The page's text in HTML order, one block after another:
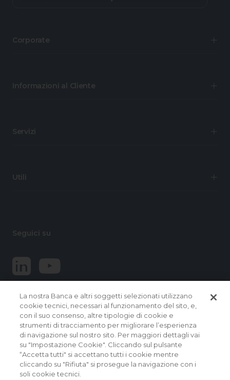
Corporate
Informazioni al Cliente
Servizi
Utili
Seguici su
© 2026 Banca Popolare del Lazio.
Tutti i diritti riservati
Banca Popolare del Lazio Soc. Coop. per Azioni | Sede
Sociale e Direzione Generale: Via Martiri delle Fosse
La nostra Banca e altri soggetti selezionati utilizzano
cookie tecnici, necessari al funzionamento del sito, e,
con il suo consenso, altre tipologie di cookie e
strumenti di tracciamento per migliorare l’esperienza
di navigazione sul nostro sito. Per maggiori dettagli vai
su "Impostazione Cookie". Cliccando sul pulsante
“Accetta tutti" si accettano tutti i cookie mentre
cliccando su "Rifiuta" si prosegue la navigazione con i
soli cookie tecnici.